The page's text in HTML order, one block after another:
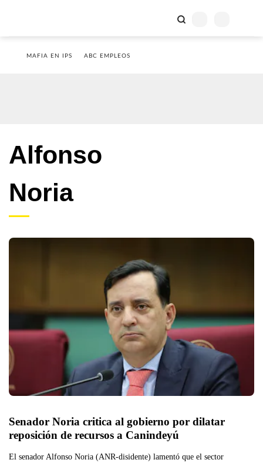
MAFIA EN IPS ABC EMPLEOS
Alfonso
Noria
Senador Noria critica al gobierno por dilatar
reposición de recursos a Canindeyú
El senador Alfonso Noria (ANR-disidente) lamentó que el sector